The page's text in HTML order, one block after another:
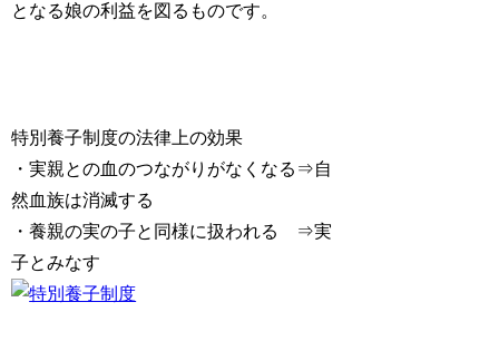
となる娘の利益を図るものです。
特別養子制度の法律上の効果
・実親との血のつながりがなくなる⇒自
然血族は消滅する
・養親の実の子と同様に扱われる ⇒実
子とみなす